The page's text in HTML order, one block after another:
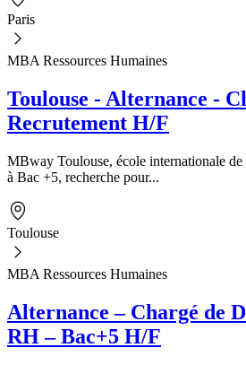
Paris
MBA Ressources Humaines
Toulouse - Alternance -
Recrutement H/F
MBway Toulouse, école internationale de
à Bac +5, recherche pour...
Toulouse
MBA Ressources Humaines
Alternance – Chargé de
RH – Bac+5 H/F